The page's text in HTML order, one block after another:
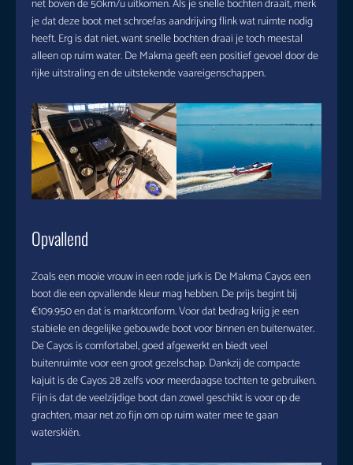
net boven de 50km/u uitkomen. Als je snelle bochten draait, merk
je dat deze boot met schroefas aandrijving flink wat ruimte nodig
heeft. Erg is dat niet, want snelle bochten draai je toch meestal
alleen op ruim water. De Makma geeft een positief gevoel door de
rijke uitstraling en de uitstekende vaareigenschappen.
Opvallend
Zoals een mooie vrouw in een rode jurk is De Makma Cayos een
boot die een opvallende kleur mag hebben. De prijs begint bij
€109.950 en dat is marktconform. Voor dat bedrag krijg je een
stabiele en degelijke gebouwde boot voor binnen en buitenwater.
De Cayos is comfortabel, goed afgewerkt en biedt veel
buitenruimte voor een groot gezelschap. Dankzij de compacte
kajuit is de Cayos 28 zelfs voor meerdaagse tochten te gebruiken.
Fijn is dat de veelzijdige boot dan zowel geschikt is voor op de
grachten, maar net zo fijn om op ruim water mee te gaan
waterskiën.